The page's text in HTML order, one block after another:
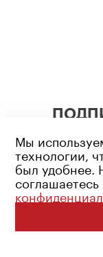
Мы
технологии,
был удобнее.
соглашаетесь